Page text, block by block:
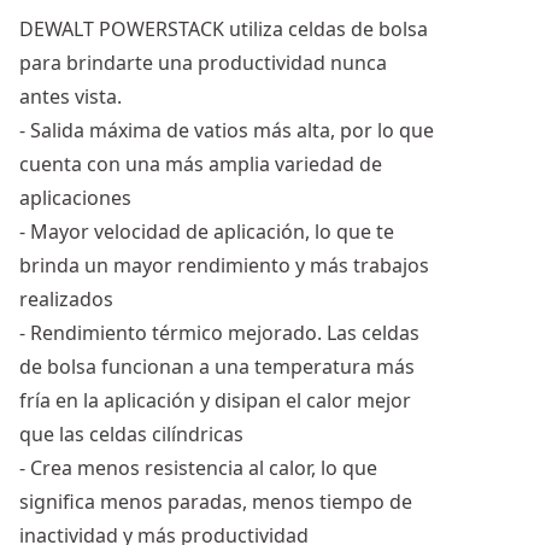
DEWALT POWERSTACK utiliza celdas de bolsa
para brindarte una productividad nunca
antes vista.
- Salida máxima de vatios más alta, por lo que
cuenta con una más amplia variedad de
aplicaciones
- Mayor velocidad de aplicación, lo que te
brinda un mayor rendimiento y más trabajos
realizados
- Rendimiento térmico mejorado. Las celdas
de bolsa funcionan a una temperatura más
fría en la aplicación y disipan el calor mejor
que las celdas cilíndricas
- Crea menos resistencia al calor, lo que
significa menos paradas, menos tiempo de
inactividad y más productividad